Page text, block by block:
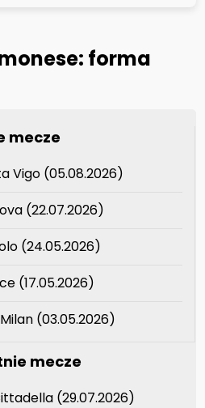
forma
mecze
Vigo (05.08.2026)
(22.07.2026)
(24.05.2026)
(17.05.2026)
(03.05.2026)
mecze
(29.07.2026)